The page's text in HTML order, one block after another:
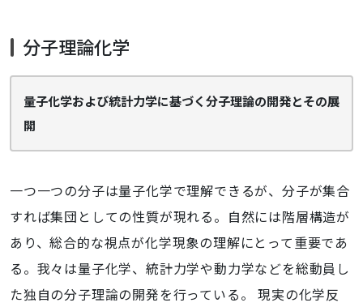
分子理論化学
量子化学および統計力学に基づく分子理論の開発とその展
開
一つ一つの分子は量子化学で理解できるが、分子が集合
すれば集団としての性質が現れる。自然には階層構造が
あり、総合的な視点が化学現象の理解にとって重要であ
る。我々は量子化学、統計力学や動力学などを総動員し
た独自の分子理論の開発を行っている。 現実の化学反